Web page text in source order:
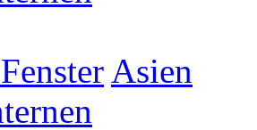
Asien